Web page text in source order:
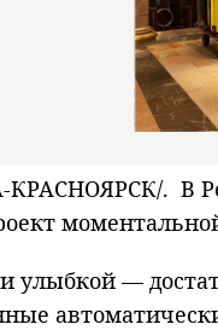
. В
улыбкой —